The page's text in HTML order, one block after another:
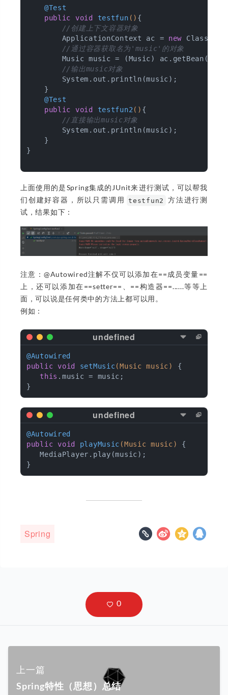
@Test
public
void testfun () {
//创建上下文容器对象
        ApplicationContext ac =
new
//通过容器获取名为'music'的对象
        Music music = (Music) ac.getBean(
//输出music对象
        System.out.println(music);
    }
@Test
public
void testfun2 () {
//直接输出music对象
        System.out.println(music);
    }
}
上面使用的是Spring集成的JUnit来进行测试，可以帮我
们创建好容器，所以只需调用
testfun2
方法进行测
试，结果如下：
注意：@Autowired注解不仅可以添加在==成员变量==
上，还可以添加在==setter==、==构造器==......等等上
面，可以说是任何类中的方法上都可以用。
例如：
@Autowired
public void setMusic(Music music)
{
this .music = music;
@Autowired
public void playMusic (Music music)
{
   MediaPlayer.play(music);
Spring
上一篇
Spring特性（思想）总结